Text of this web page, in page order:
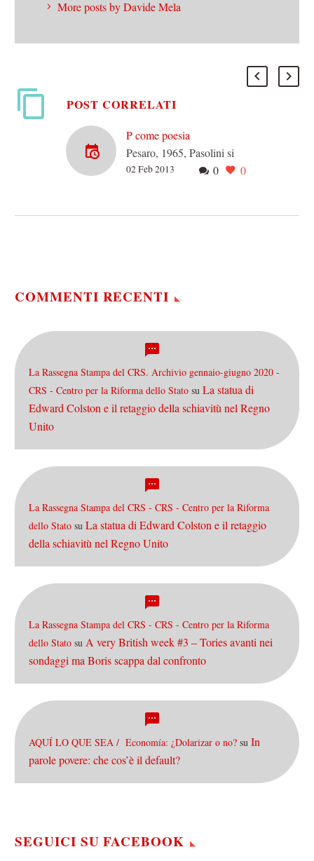
More posts by Davide Mela
POST CORRELATI
P come poesia
Pesaro, 1965, Pasolini si
presenta alla tavola rotonda
0 0
02 Feb 2013
COMMENTI RECENTI
La Rassegna Stampa del CRS. Archivio gennaio-giugno 2020 -
CRS - Centro per la Riforma dello Stato su La statua di
Edward Colston e il retaggio della schiavitù nel Regno
Unito
La Rassegna Stampa del CRS - CRS - Centro per la Riforma
dello Stato su La statua di Edward Colston e il retaggio
della schiavitù nel Regno Unito
La Rassegna Stampa del CRS - CRS - Centro per la Riforma
dello Stato su A very British week #3 – Tories avanti nei
sondaggi ma Boris scappa dal confronto
AQUÍ LO QUE SEA / Economía: ¿Dolarizar o no? su In
parole povere: che cos’è il default?
SEGUICI SU FACEBOOK